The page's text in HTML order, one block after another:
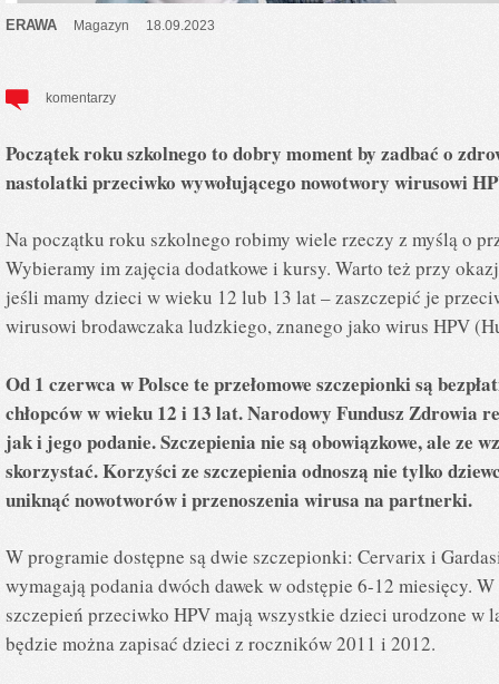
ERAWA Magazyn 18.09.2023
komentarzy
Początek roku szkolnego to dobry moment by zadbać o
nastolatki przeciwko wywołującego nowotwory wirusowi
Na początku roku szkolnego robimy wiele rzeczy z myślą o
Wybieramy im zajęcia dodatkowe i kursy. Warto też przy
jeśli mamy dzieci w wieku 12 lub 13 lat – zaszczepić je
wirusowi brodawczaka ludzkiego, znanego jako wirus HPV
Od 1 czerwca w Polsce te przełomowe szczepionki są
chłopców w wieku 12 i 13 lat. Narodowy Fundusz Zdrowia
jak i jego podanie. Szczepienia nie są obowiązkowe, ale ze
skorzystać. Korzyści ze szczepienia odnoszą nie tylko
uniknąć nowotworów i przenoszenia wirusa na partnerki.
W programie dostępne są dwie szczepionki: Cervarix i
wymagają podania dwóch dawek w odstępie 6-12 miesięcy.
szczepień przeciwko HPV mają wszystkie dzieci urodzone w
będzie można zapisać dzieci z roczników 2011 i 2012.